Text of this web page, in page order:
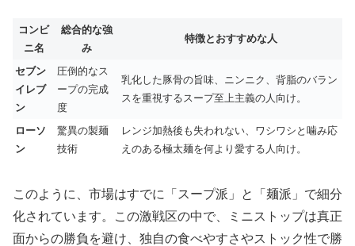
コンビ
ニ名
総合的な強
み
特徴とおすすめな人
セブン
イレブ
ン
圧倒的なス
ープの完成
度
乳化した豚骨の旨味、ニンニク、背脂のバラン
スを重視するスープ至上主義の人向け。
ローソ
ン
驚異の製麺
技術
レンジ加熱後も失われない、ワシワシと噛み応
えのある極太麺を何より愛する人向け。
このように、市場はすでに「スープ派」と「麺派」で細分
化されています。この激戦区の中で、ミニストップは真正
面からの勝負を避け、独自の食べやすさやストック性で勝